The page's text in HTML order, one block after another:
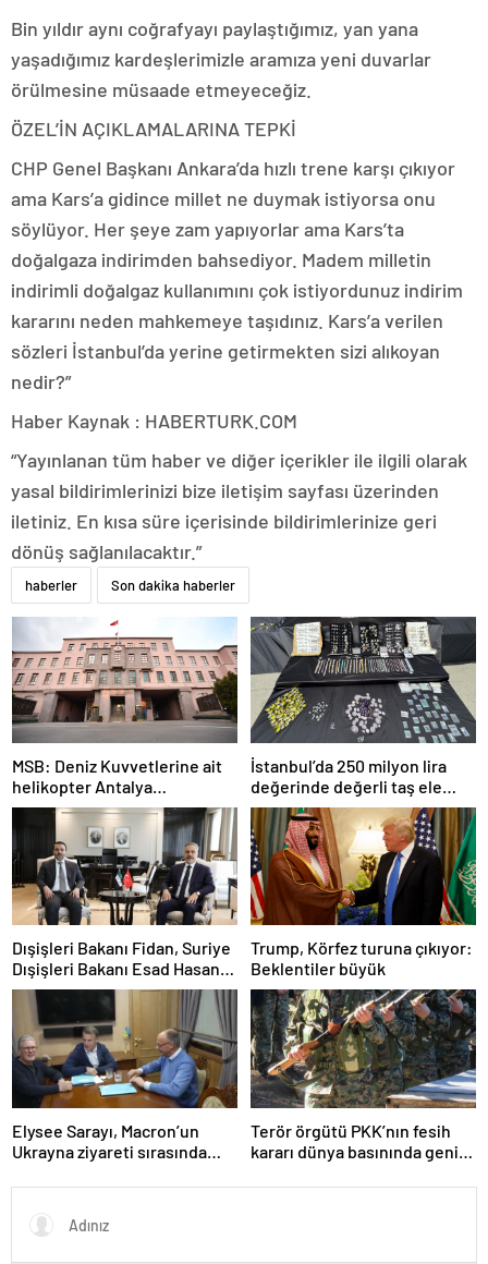
Bin yıldır aynı coğrafyayı paylaştığımız, yan yana
yaşadığımız kardeşlerimizle aramıza yeni duvarlar
örülmesine müsaade etmeyeceğiz.
ÖZEL’İN AÇIKLAMALARINA TEPKİ
CHP Genel Başkanı Ankara’da hızlı trene karşı çıkıyor
ama Kars’a gidince millet ne duymak istiyorsa onu
söylüyor. Her şeye zam yapıyorlar ama Kars’ta
doğalgaza indirimden bahsediyor. Madem milletin
indirimli doğalgaz kullanımını çok istiyordunuz indirim
kararını neden mahkemeye taşıdınız. Kars’a verilen
sözleri İstanbul’da yerine getirmekten sizi alıkoyan
nedir?”
Haber Kaynak : HABERTURK.COM
“Yayınlanan tüm haber ve diğer içerikler ile ilgili olarak
yasal bildirimlerinizi bize iletişim sayfası üzerinden
iletiniz. En kısa süre içerisinde bildirimlerinize geri
dönüş sağlanılacaktır.”
haberler Son dakika haberler
MSB: Deniz Kuvvetlerine ait
helikopter Antalya
açıklarında acil iniş yaptı
İstanbul’da 250 milyon lira
değerinde değerli taş ele
geçirildi
Dışişleri Bakanı Fidan, Suriye
Dışişleri Bakanı Esad Hasan
Şeybani ile görüştü
Trump, Körfez turuna çıkıyor:
Beklentiler büyük
Elysee Sarayı, Macron’un
Ukrayna ziyareti sırasında
iddiasını yalanladı
Terör örgütü PKK’nın fesih
kararı dünya basınında geniş